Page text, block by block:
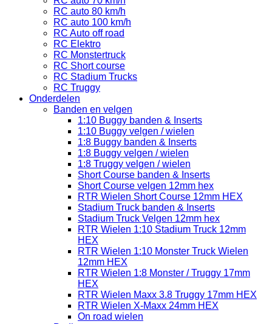
RC auto 80 km/h
RC auto 100 km/h
RC Auto off road
RC Elektro
RC Monstertruck
RC Short course
RC Stadium Trucks
RC Truggy
Onderdelen
Banden en velgen
1:10 Buggy banden & Inserts
1:10 Buggy velgen / wielen
1:8 Buggy banden & Inserts
1:8 Buggy velgen / wielen
1:8 Truggy velgen / wielen
Short Course banden & Inserts
Short Course velgen 12mm hex
RTR Wielen Short Course 12mm HEX
Stadium Truck banden & Inserts
Stadium Truck Velgen 12mm hex
RTR Wielen 1:10 Stadium Truck 12mm
HEX
RTR Wielen 1:10 Monster Truck Wielen
12mm HEX
RTR Wielen 1:8 Monster / Truggy 17mm
HEX
RTR Wielen Maxx 3.8 Truggy 17mm HEX
RTR Wielen X-Maxx 24mm HEX
On road wielen